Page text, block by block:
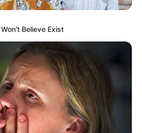
is the secret to feeling your
Believe Exist